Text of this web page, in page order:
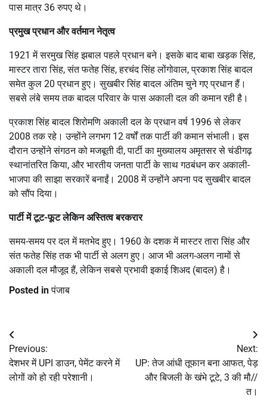
पास मात्र 36 रुपए थे।
प्रमुख प्रधान और वर्तमान नेतृत्व
1921 में सरमुख सिंह झबाल पहले प्रधान बने। इसके बाद बाबा खड़क सिंह,
मास्टर तारा सिंह, संत फतेह सिंह, हरचंद सिंह लोंगोवाल, प्रकाश सिंह बादल
समेत कुल 20 प्रधान हुए। सुखबीर सिंह बादल अंतिम चुने गए प्रधान हैं।
सबसे लंबे समय तक बादल परिवार के पास अकाली दल की कमान रही है।
प्रकाश सिंह बादल शिरोमणि अकाली दल के प्रधान वर्ष 1996 से लेकर
2008 तक रहे। उन्होंने लगभग 12 वर्षों तक पार्टी की कमान संभाली। इस
दौरान उन्होंने संगठन को मजबूती दी, पार्टी का मुख्यालय अमृतसर से चंडीगढ़
स्थानांतरित किया, और भारतीय जनता पार्टी के साथ गठबंधन कर अकाली-
भाजपा की साझा सरकारें बनाईं। 2008 में उन्होंने अपना पद सुखबीर बादल
को सौंप दिया।
पार्टी में टूट-फूट लेकिन अस्तित्व बरकरार
समय-समय पर दल में मतभेद हुए। 1960 के दशक में मास्टर तारा सिंह और
संत फतेह सिंह तक भी पार्टी से अलग हुए। आज भी अलग-अलग नामों से
अकाली दल मौजूद हैं, लेकिन सबसे प्रभावी इकाई शिअद (बादल) है।
Posted inपंजाब
Post
navigation
Previous:
देशभर में UPI डाउन, पेमेंट करने में
लोगों को हो रही परेशानी।
Next:
UP: तेज आंधी तूफान बना आफत, पेड़
और बिजली के खंभे टूटे, 3 की मौ//
त।